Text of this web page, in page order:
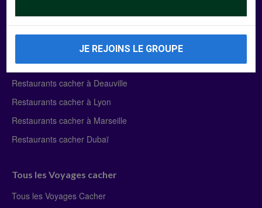
Manger Cacher
Liste des restaurants cacher
Restaurants cacher à Paris
Restaurants cacher à Deauville
Restaurants cacher à Lyon
Restaurants cacher à Marseille
Restaurants cacher Dubaï
Tous les Voyages cacher
Tous les Voyages Cacher
JE REJOINS LE GROUPE